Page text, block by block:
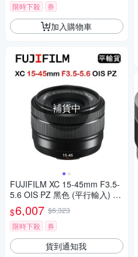
限時下殺
券
加入購物車
補貨中
FUJIFILM XC 15-45mm F3.5-
5.6 OIS PZ 黑色 (平行輸入) 白
盒
$6,007 $6,323
限時下殺
券
貨到通知我